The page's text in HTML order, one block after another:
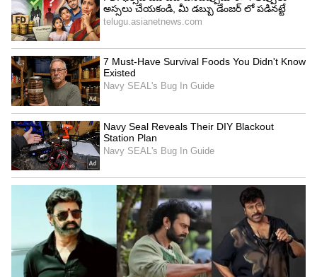
శుభకార్యాల్లో మెహెందీని ఉపయోగించినట్లు ఆధారాలు
ఉన్నాయి. భారతీయ సనాతన సంప్రదాయంలో మెహెందీని
పవిత్రత, శుభం, ఐశ్వర్యానికి ప్రతీకగా భావించారు.
కాలక్రమేణా మహిళలు శుభ సందర్భాల్లో చేతులకు, కాళ్లకు
మెహెందీ వేసుకోవడం ఒక సంప్రదాయంగా మారింది.